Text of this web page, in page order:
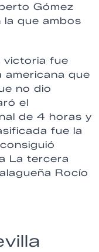
Gómez
la que ambos
victoria fue
americana que
no dio
el
de 4 horas y
fue la
La tercera
Rocío